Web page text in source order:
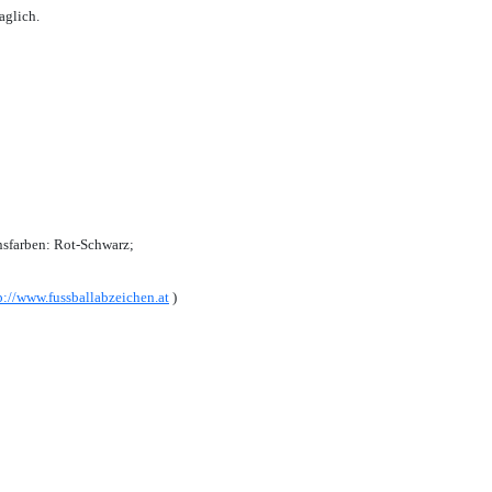
Rot-Schwarz;
www.fussballabzeichen.at )